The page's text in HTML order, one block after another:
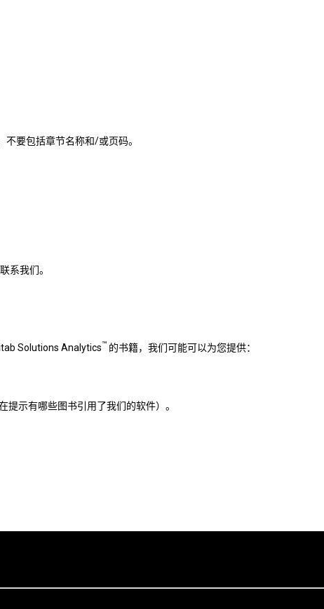
要包括章节名称和/或页码。
联系我们。
Solutions Analytics™ 的书籍，我们可能可以为您提供：
提示有哪些图书引用了我们的软件）。